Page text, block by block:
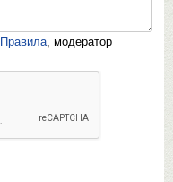
Правила , модератор